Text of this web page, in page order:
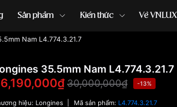
Sản phẩm Kiến thức Về VNLUX
Nam L4.774.3.21.7
35.5mm Nam L4.774.3.21.7
30,000,000₫ -13%
hiệu: Longines Mã sản phẩm: L4.774.3.21.7